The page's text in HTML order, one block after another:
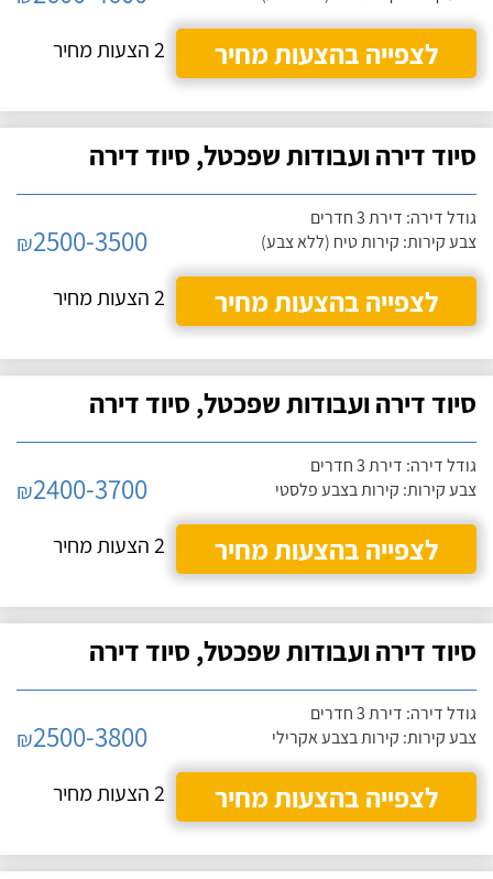
לצפייה בהצעות מחיר
2 הצעות מחיר
סיוד דירה ועבודות שפכטל, סיוד דירה
גודל דירה: דירת 3 חדרים
צבע קירות: קירות טיח (ללא צבע)
₪2500-3500
לצפייה בהצעות מחיר
2 הצעות מחיר
סיוד דירה ועבודות שפכטל, סיוד דירה
גודל דירה: דירת 3 חדרים
צבע קירות: קירות בצבע פלסטי
₪2400-3700
לצפייה בהצעות מחיר
2 הצעות מחיר
סיוד דירה ועבודות שפכטל, סיוד דירה
גודל דירה: דירת 3 חדרים
צבע קירות: קירות בצבע אקרילי
₪2500-3800
לצפייה בהצעות מחיר
2 הצעות מחיר